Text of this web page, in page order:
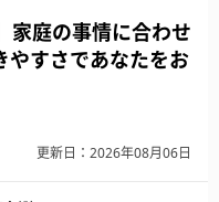
家庭の事情に合わせ
やすさであなたをお
更新日：2026年08月06日